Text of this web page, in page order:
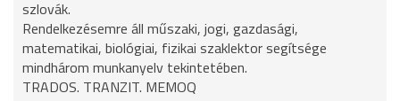
szlovák.
Rendelkezésemre áll műszaki, jogi, gazdasági,
matematikai, biológiai, fizikai szaklektor segítsége
mindhárom munkanyelv tekintetében.
TRADOS. TRANZIT. MEMOQ